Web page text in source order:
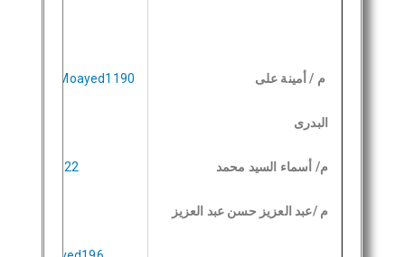
م / أمينة على
البدرى
م/ أسماء السيد محمد
م /عبد العزيز حسن عبد العزيز
Moayed1190
ali922